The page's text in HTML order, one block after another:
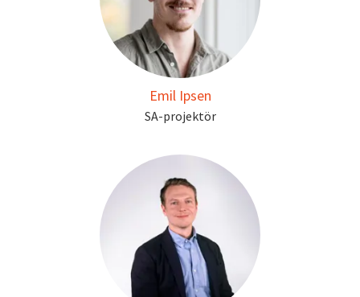
Emil Ipsen
SA-projektör